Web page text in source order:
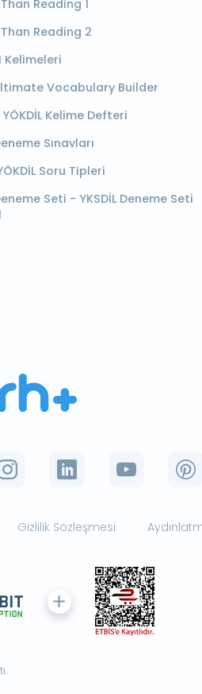
Reading 1
Reading 2
Kelimeleri
Vocabulary Builder
YÖKDİL Kelime Defteri
Sınavları
Soru Tipleri
Seti - YKSDİL Deneme Seti
Gizlilik Sözleşmesi